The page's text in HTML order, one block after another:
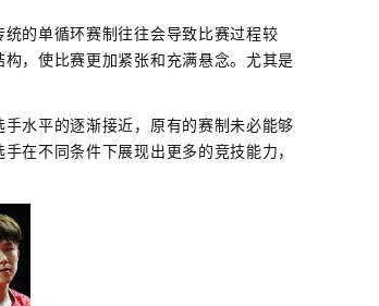
的单循环赛制往往会导致比赛过程较
，使比赛更加紧张和充满悬念。尤其是
水平的逐渐接近，原有的赛制未必能够
在不同条件下展现出更多的竞技能力，